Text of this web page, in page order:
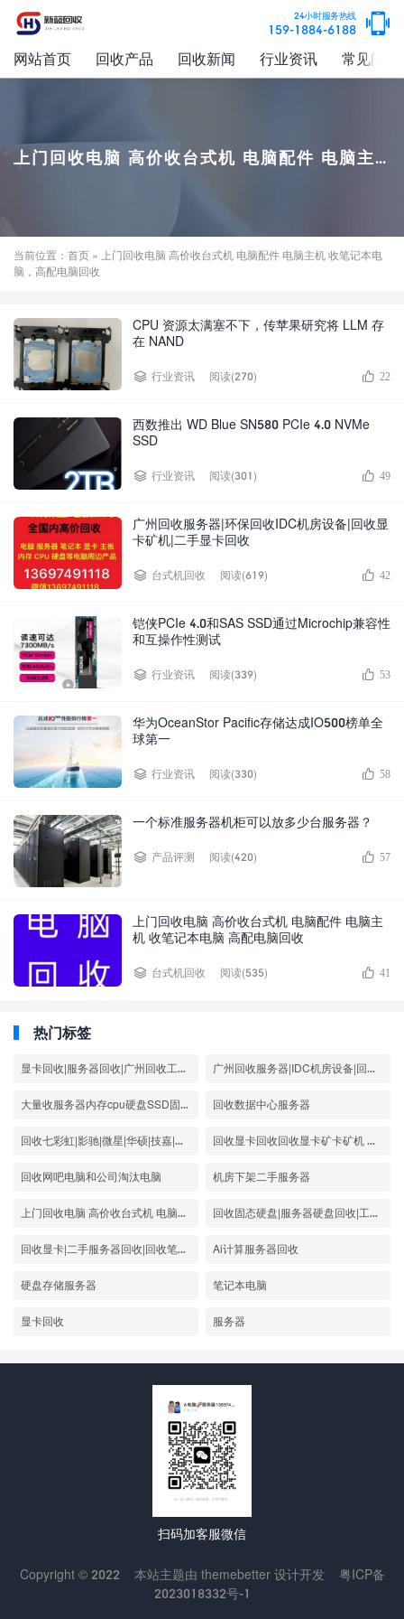
24小时服务热线
159-1884-6188
网站首页 回收产品 回收新闻 行业资讯 常见问题
上门回收电脑 高价收台式机 电脑配件 电脑主机 收笔记本电脑，高配电脑回收
当前位置： 首页 » 上门回收电脑 高价收台式机 电脑配件 电脑主机 收笔记本电
脑，高配电脑回收
CPU 资源太满塞不下，传苹果研究将 LLM 存
在 NAND
行业资讯 阅读(270) 22
西数推出 WD Blue SN580 PCIe 4.0 NVMe
SSD
行业资讯 阅读(301) 49
广州回收服务器|环保回收IDC机房设备|回收显
卡矿机|二手显卡回收
台式机回收 阅读(619) 42
铠侠PCIe 4.0和SAS SSD通过Microchip兼容性
和互操作性测试
行业资讯 阅读(339) 53
华为OceanStor Pacific存储达成IO500榜单全
球第一
行业资讯 阅读(330) 58
一个标准服务器机柜可以放多少台服务器？
产品评测 阅读(420) 57
上门回收电脑 高价收台式机 电脑配件 电脑主
机 收笔记本电脑 高配电脑回收
台式机回收 阅读(535) 41
热门标签
显卡回收|服务器回收|广州回收工作站电脑 广州回收服务器|IDC机房设备|回收显卡矿机|二手显卡回收
大量收服务器内存cpu硬盘SSD固态硬盘 笔记本电脑 台式电脑品牌机 回收数据中心服务器
回收七彩虹|影驰|微星|华硕|技嘉|索泰|耕升显卡 回收显卡回收回收显卡矿卡矿机 服务器
回收网吧电脑和公司淘汰电脑 机房下架二手服务器
上门回收电脑 高价收台式机 电脑配件 电脑主机 收笔记本电脑，高配电脑回收 回收固态硬盘|服务器硬盘回收|工作室电脑回收|回收二手电脑|回收服务器显卡
回收显卡|二手服务器回收|回收笔记本电脑|回收固态SSD硬盘|回收服务器 Ai计算服务器回收
硬盘存储服务器 笔记本电脑
显卡回收 服务器
扫码加客服微信
Copyright © 2022 本站主题由 themebetter设计开发
粤ICP备
2023018332号-1